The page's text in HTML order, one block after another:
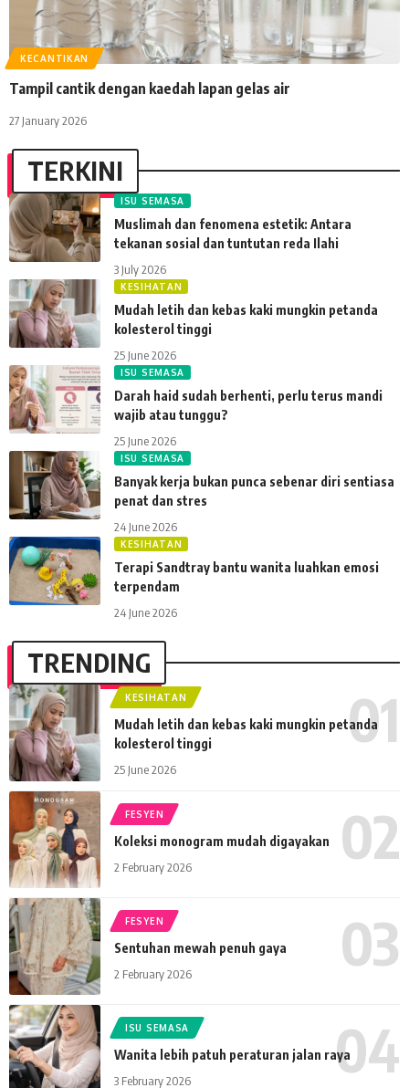
KECANTIKAN
Tampil cantik dengan kaedah lapan gelas air
27 January 2026
TERKINI
ISU SEMASA
Muslimah dan fenomena estetik: Antara
tekanan sosial dan tuntutan reda Ilahi
3 July 2026
KESIHATAN
Mudah letih dan kebas kaki mungkin petanda
kolesterol tinggi
25 June 2026
ISU SEMASA
Darah haid sudah berhenti, perlu terus mandi
wajib atau tunggu?
25 June 2026
ISU SEMASA
Banyak kerja bukan punca sebenar diri sentiasa
penat dan stres
24 June 2026
KESIHATAN
Terapi Sandtray bantu wanita luahkan emosi
terpendam
24 June 2026
TRENDING
KESIHATAN
Mudah letih dan kebas kaki mungkin petanda
kolesterol tinggi
25 June 2026
FESYEN
Koleksi monogram mudah digayakan
2 February 2026
FESYEN
Sentuhan mewah penuh gaya
2 February 2026
ISU SEMASA
Wanita lebih patuh peraturan jalan raya
3 February 2026